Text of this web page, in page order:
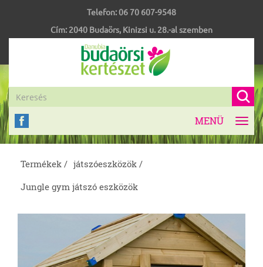
Telefon:06 70 607-9548
Cím: 2040 Budaörs, Kinizsi u. 28.-al szemben
MENÜ
Termékek / játszóeszközök /
Jungle gym játszó eszközök